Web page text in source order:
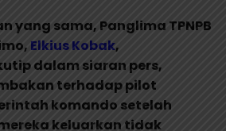
yang sama, Panglima TPNPB
Elkius Kobak,
dalam siaran pers,
terhadap pilot
komando setelah
keluarkan tidak